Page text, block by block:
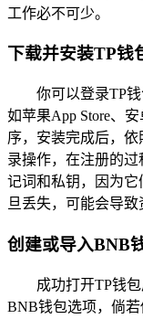
工作必不可少。
下载并安装TP钱
你可以登录TP
如苹果App Store、
序，安装完成后，
录操作，在注册的
记词和私钥，因为
旦丢失，可能会导致
创建或导入BNB
成功打开TP钱
BNB钱包选项，倘